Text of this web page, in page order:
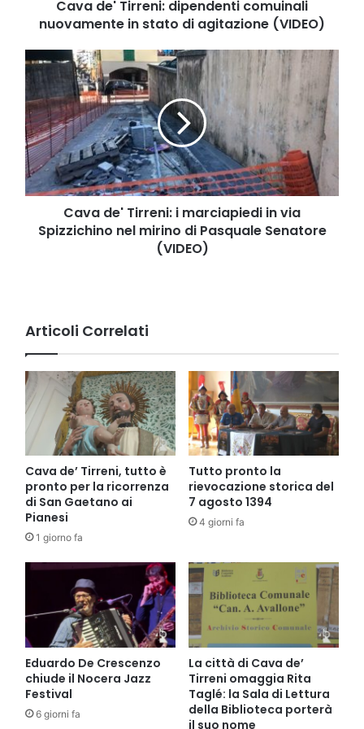
agitazione
(VIDEO)
Cava de' Tirreni: dipendenti comuinali
nuovamente in stato di agitazione (VIDEO)
Cava
de'
Tirreni:
i
marciapiedi
in
via
Spizzichino
nel
mirino
Pasquale
Cava de' Tirreni: i marciapiedi in via
Spizzichino nel mirino di Pasquale Senatore
(VIDEO)
Articoli Correlati
Cava de’ Tirreni, tutto è
pronto per la ricorrenza
di San Gaetano ai
Pianesi
1 giorno fa
Tutto pronto la
rievocazione storica del
7 agosto 1394
4 giorni fa
Eduardo De Crescenzo
chiude il Nocera Jazz
Festival
6 giorni fa
La città di Cava de’
Tirreni omaggia Rita
Taglé: la Sala di Lettura
della Biblioteca porterà
il suo nome